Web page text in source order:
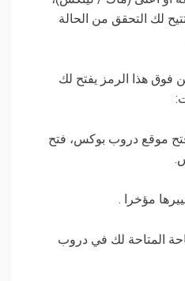
لك التحقق من الحالة
فوق هذا الرمز يفتح لك
موقع دروب بوكس، فتح
مؤخرا .
المتاحة لك في دروب